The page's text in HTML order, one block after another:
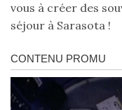
vous à créer des
séjour à Sarasota !